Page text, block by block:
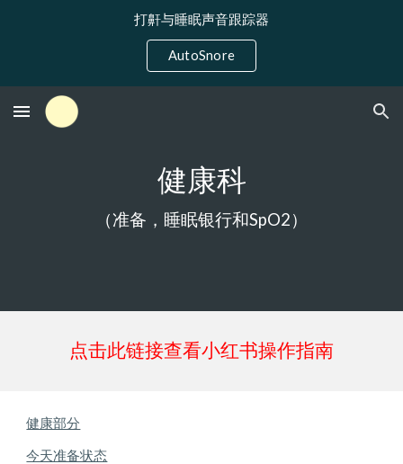
打鼾与睡眠声音跟踪器
AutoSnore
健康科
（准备，睡眠银行和SpO2）
点击此链接查看小红书操作指南
健康部分
今天准备状态